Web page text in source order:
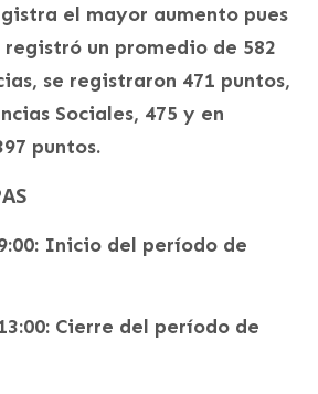
el mayor aumento pues
registró un promedio de 582
se registraron 471 puntos,
Sociales, 475 y en
puntos.
Inicio del período de
Cierre del período de